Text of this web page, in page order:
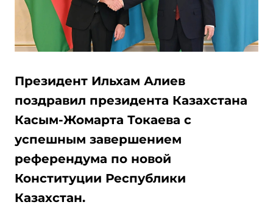
Президент Ильхам Алиев
поздравил президента Казахстана
Касым-Жомарта Токаева с
успешным завершением
референдума по новой
Конституции Республики
Казахстан.